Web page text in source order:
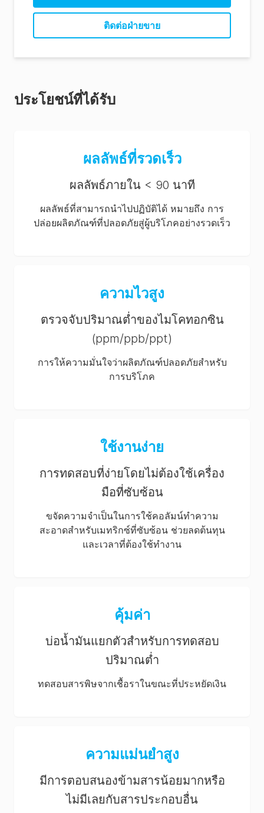
ติดต่อฝ่ายขาย
ประโยชน์ที่ได้รับ
ผลลัพธ์ที่รวดเร็ว
ผลลัพธ์ภายใน < 90 นาที
ผลลัพธ์ที่สามารถนำไปปฏิบัติได้ หมายถึง การ
ปล่อยผลิตภัณฑ์ที่ปลอดภัยสู่ผู้บริโภคอย่างรวดเร็ว
ความไวสูง
ตรวจจับปริมาณต่ำของไมโคทอกซิน
(ppm/ppb/ppt)
การให้ความมั่นใจว่าผลิตภัณฑ์ปลอดภัยสำหรับ
การบริโภค
ใช้งานง่าย
การทดสอบที่ง่ายโดยไม่ต้องใช้เครื่อง
มือที่ซับซ้อน
ขจัดความจำเป็นในการใช้คอลัมน์ทำความ
สะอาดสำหรับเมทริกซ์ที่ซับซ้อน ช่วยลดต้นทุน
และเวลาที่ต้องใช้ทำงาน
คุ้มค่า
บ่อน้ำมันแยกตัวสำหรับการทดสอบ
ปริมาณต่ำ
ทดสอบสารพิษจากเชื้อราในขณะที่ประหยัดเงิน
ความแม่นยำสูง
มีการตอบสนองข้ามสารน้อยมากหรือ
ไม่มีเลยกับสารประกอบอื่น